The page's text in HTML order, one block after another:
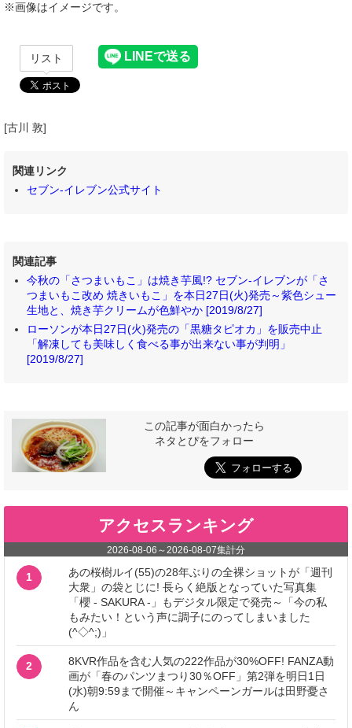
※画像はイメージです。
リスト
[古川 敦]
関連リンク
セブン‐イレブン公式サイト
関連記事
今秋の「さつまいもこ」は焼き芋風!? セブン‐イレブンが「さ
つまいもこ改め 焼きいもこ」を本日27日(火)発売～紫色シュー
生地と、焼き芋クリームが色鮮やか [2019/8/27]
ローソンが本日27日(火)発売の「黒糖タピオカ」を販売中止
「解凍しても美味しく食べる事が出来ない事が判明」
[2019/8/27]
この記事が面白かったら
ネタとぴをフォロー
アクセスランキング
2026-08-06 ～2026-08-07集計分
1
あの桜樹ルイ(55)の28年ぶりの全裸ショットが「週刊
大衆」の袋とじに! 長らく絶版となっていた写真集
「櫻 - SAKURA -」もデジタル限定で発売～「今の私
もみたい！という声に調子にのってしまいました
(^◇^;)」
2
8KVR作品を含む人気の222作品が30%OFF! FANZA動
画が「春のパンツまつり30％OFF」第2弾を明日1日
(水)朝9:59まで開催～キャンペーンガールは田野憂さ
ん